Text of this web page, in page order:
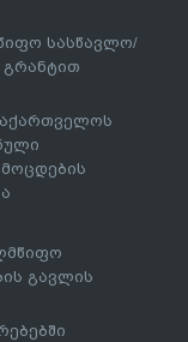
სასწავლო/
გავლის